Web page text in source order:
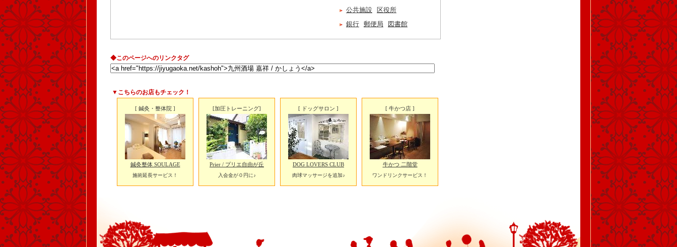
公共施設
区役所
銀行 郵便局 図書館
◆このページへのリンクタグ
▼こちらのお店もチェック！
[ 鍼灸・整体院 ]
鍼灸整体 SOULAGE
施術延長サービス！
[加圧トレーニング]
Prier / プリエ自由が丘
入会金が０円に♪
[ ドッグサロン ]
DOG LOVERS CLUB
肉球マッサージを追加♪
[ 牛かつ店 ]
牛かつ 二階堂
ワンドリンクサービス！